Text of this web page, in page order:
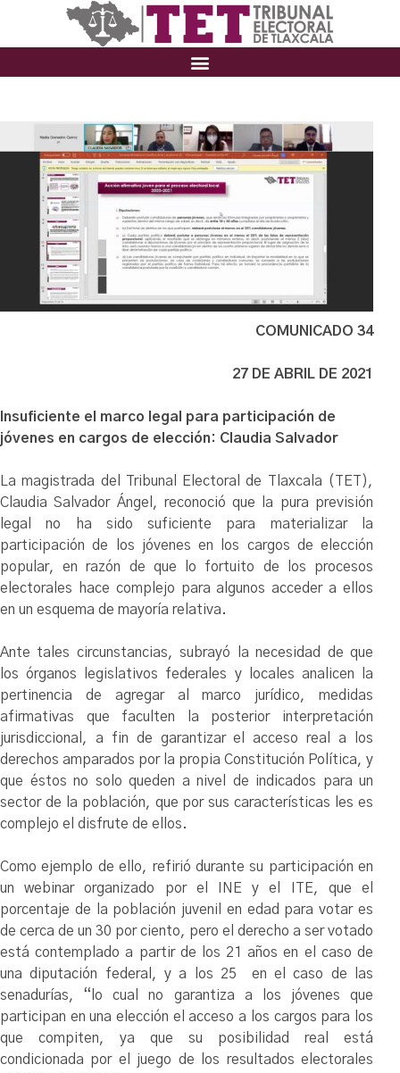
COMUNICADO 34
27 DE ABRIL DE 2021
Insuficiente el marco legal para participación de
jóvenes en cargos de elección: Claudia Salvador
La magistrada del Tribunal Electoral de Tlaxcala (TET),
Claudia Salvador Ángel, reconoció que la pura previsión
legal no ha sido suficiente para materializar la
participación de los jóvenes en los cargos de elección
popular, en razón de que lo fortuito de los procesos
electorales hace complejo para algunos acceder a ellos
en un esquema de mayoría relativa.
Ante tales circunstancias, subrayó la necesidad de que
los órganos legislativos federales y locales analicen la
pertinencia de agregar al marco jurídico, medidas
afirmativas que faculten la posterior interpretación
jurisdiccional, a fin de garantizar el acceso real a los
derechos amparados por la propia Constitución Política, y
que éstos no solo queden a nivel de indicados para un
sector de la población, que por sus características les es
complejo el disfrute de ellos.
Como ejemplo de ello, refirió durante su participación en
un webinar organizado por el INE y el ITE, que el
porcentaje de la población juvenil en edad para votar es
de cerca de un 30 por ciento, pero el derecho a ser votado
está contemplado a partir de los 21 años en el caso de
una diputación federal, y a los 25 en el caso de las
senadurías, “lo cual no garantiza a los jóvenes que
participan en una elección el acceso a los cargos para los
que compiten, ya que su posibilidad real está
condicionada por el juego de los resultados electorales